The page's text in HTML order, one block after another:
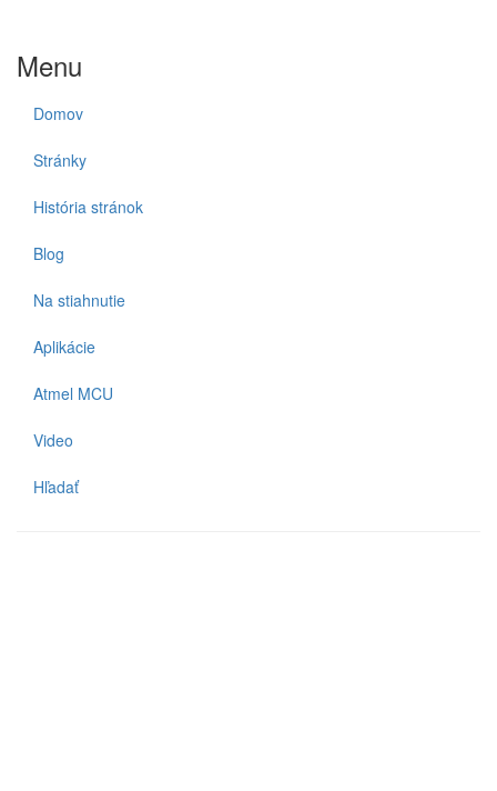
Menu
Domov
Stránky
História stránok
Blog
Na stiahnutie
Aplikácie
Atmel MCU
Video
Hľadať